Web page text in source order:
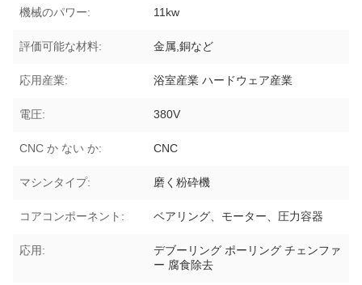
機械のパワー: 11kw
評価可能な材料: 金属,銅など
応用産業: 浴室産業 ハードウェア産業
電圧: 380V
CNC か ない か: CNC
マシンタイプ: 磨く粉砕機
コアコンポーネント: ベアリング、モーター、圧力容器
応用:
デブーリング ポーリング チェンファ
ー 腐食除去